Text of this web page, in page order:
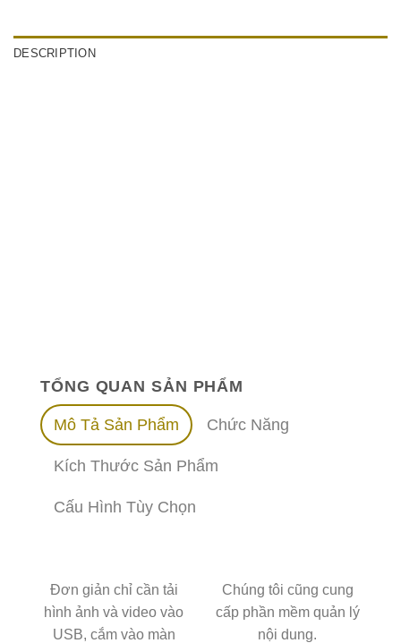
DESCRIPTION
TỔNG QUAN SẢN PHẨM
Mô Tả Sản Phẩm Chức Năng
Kích Thước Sản Phẩm
Cấu Hình Tùy Chọn
Đơn giản chỉ cần tải
hình ảnh và video vào
USB, cắm vào màn
Chúng tôi cũng cung
cấp phần mềm quản lý
nội dung.